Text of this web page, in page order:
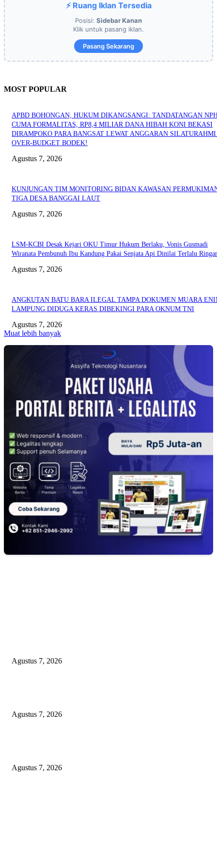
⚡ Ruang Iklan Tersedia
Posisi: Sidebar Kanan
Klik untuk pasang iklan.
Pasang Sekarang
MOST POPULAR
APBD BOHONGAN, HUKUM DIKANGSANGI: TANDATANGAN
CUMA FORMALITAS, RP8,4 MILIAR DANA HIBAH KONI BEKASI
DIRAMPOKO PARA BANGSAT LEWAT ANGGARAN
OVER-BUDGET BODEK!
Agustus 7, 2026
KUNJUNGAN TIM MONITORING BIDAN KAWASAN
TIGA DESA BANGGAI LAUT
Agustus 7, 2026
LSM-KCBI Desak Kejari OKU Timur Hukum Berlaku, Vonis Gusmadi
Wiranata Pembunuh Ibu Kandung Pakai Senjata Api Dinilai Terlalu
Agustus 7, 2026
ANGKUTAN BATU BARA ILEGAL TAMPA DOKUMEN MUARA
LAMPUNG DIDUGA KERAS DIBEKINGI PARA OKNUM TNI
Agustus 7, 2026
Muat lebih banyak
Agustus 7, 2026
Agustus 7, 2026
Agustus 7, 2026